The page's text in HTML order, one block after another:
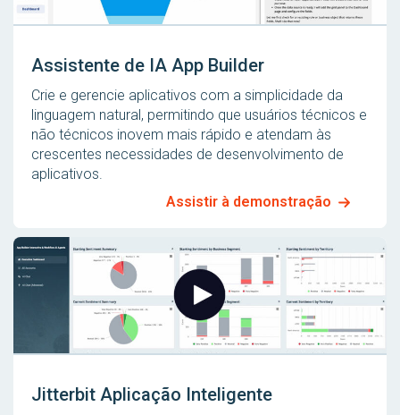
Assistente de IA App Builder
Crie e gerencie aplicativos com a simplicidade da
linguagem natural, permitindo que usuários técnicos e
não técnicos inovem mais rápido e atendam às
crescentes necessidades de desenvolvimento de
aplicativos.
Assistir à demonstração
Jitterbit Aplicação Inteligente